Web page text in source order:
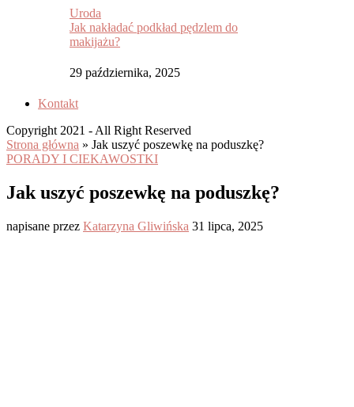
Uroda
Jak nakładać podkład pędzlem do
makijażu?
29 października, 2025
Kontakt
Copyright 2021 - All Right Reserved
Strona główna » Jak uszyć poszewkę na poduszkę?
PORADY I CIEKAWOSTKI
Jak uszyć poszewkę na poduszkę?
napisane przez Katarzyna Gliwińska 31 lipca, 2025